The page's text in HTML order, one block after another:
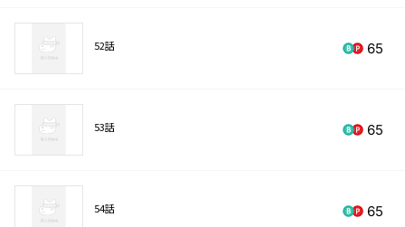
52話 65
53話 65
54話 65